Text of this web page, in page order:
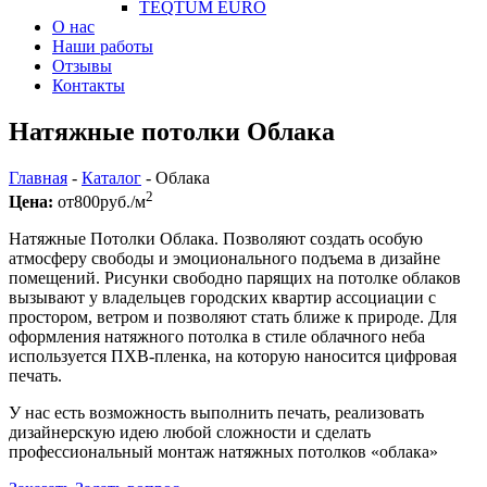
TEQTUM EURO
О нас
Наши работы
Отзывы
Контакты
Натяжные потолки Облака
Главная - Каталог - Облака
Цена: от800руб./м2
Натяжные Потолки Облака. Позволяют создать особую
атмосферу свободы и эмоционального подъема в дизайне
помещений. Рисунки свободно парящих на потолке облаков
вызывают у владельцев городских квартир ассоциации с
простором, ветром и позволяют стать ближе к природе. Для
оформления натяжного потолка в стиле облачного неба
используется ПХВ-пленка, на которую наносится цифровая
печать.
У нас есть возможность выполнить печать, реализовать
дизайнерскую идею любой сложности и сделать
профессиональный монтаж натяжных потолков «облака»